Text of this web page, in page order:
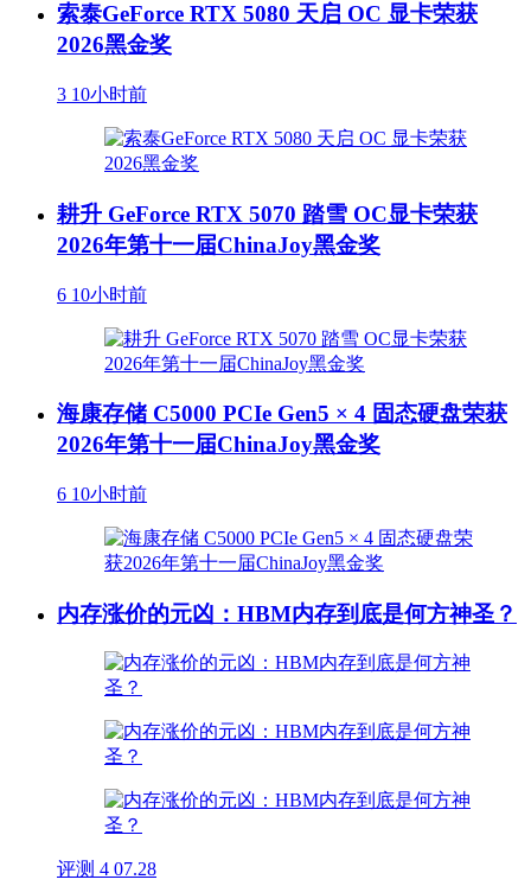
索泰GeForce RTX 5080 天启 OC 显卡荣获
2026黑金奖
3 10小时前
耕升 GeForce RTX 5070 踏雪 OC显卡荣获
2026年第十一届ChinaJoy黑金奖
6 10小时前
海康存储 C5000 PCIe Gen5 × 4 固态硬盘荣获
2026年第十一届ChinaJoy黑金奖
6 10小时前
内存涨价的元凶：HBM内存到底是何方神圣？
评测 4 07.28